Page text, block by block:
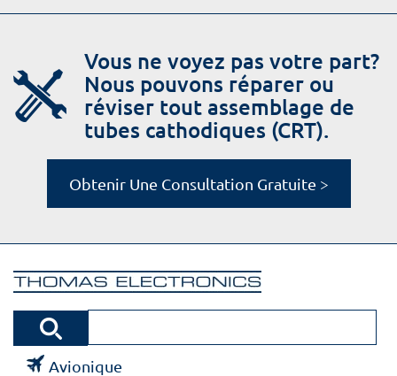
Vous ne voyez pas votre part?
Nous pouvons réparer ou
réviser tout assemblage de
tubes cathodiques (CRT).
Obtenir Une Consultation Gratuite >
Avionique